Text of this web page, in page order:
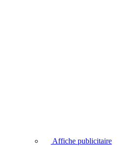
Affiche publicitaire